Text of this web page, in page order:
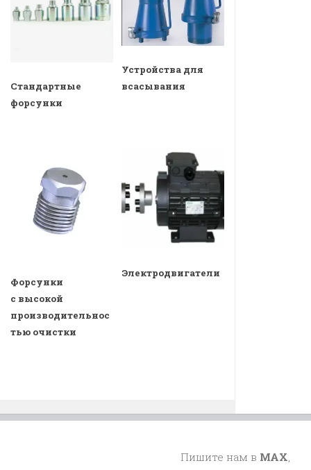
Стандартные
форсунки
Устройства для
всасывания
Форсунки
с высокой
производительнос
тью очистки
Электродвигатели
Пишите нам в MAX,